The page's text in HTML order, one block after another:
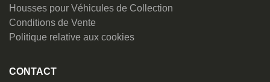
Housses pour Véhicules de Collection
Conditions de Vente
Politique relative aux cookies
CONTACT